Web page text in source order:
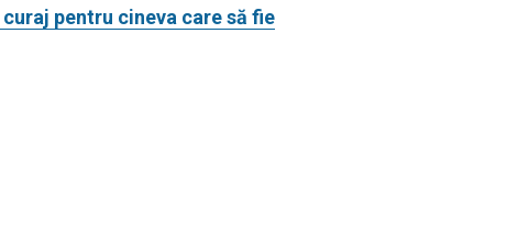
pentru cineva care să fie